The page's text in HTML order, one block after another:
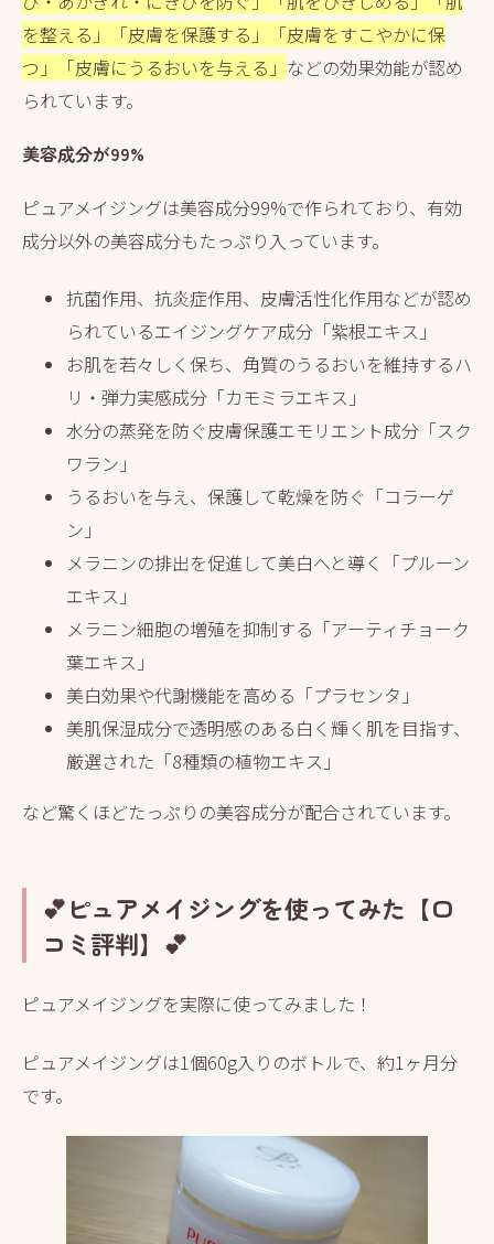
を整える」「皮膚を保護する」「皮膚をすこやかに保
つ」「皮膚にうるおいを与える」 などの効果効能が認め
られています。
美容成分が99%
ピュアメイジングは美容成分99%で作られており、有効
成分以外の美容成分もたっぷり入っています。
抗菌作用、抗炎症作用、皮膚活性化作用などが認め
られているエイジングケア成分「紫根エキス」
お肌を若々しく保ち、角質のうるおいを維持するハ
リ・弾力実感成分「カモミラエキス」
水分の蒸発を防ぐ皮膚保護エモリエント成分「スク
ワラン」
うるおいを与え、保護して乾燥を防ぐ「コラーゲ
ン」
メラニンの排出を促進して美白へと導く「プルーン
エキス」
メラニン細胞の増殖を抑制する「アーティチョーク
葉エキス」
美白効果や代謝機能を高める「プラセンタ」
美肌保湿成分で透明感のある白く輝く肌を目指す、
厳選された「8種類の植物エキス」
など驚くほどたっぷりの美容成分が配合されています。
💕ピュアメイジングを使ってみた【口
コミ評判】💕
ピュアメイジングを実際に使ってみました！
ピュアメイジングは1個60g入りのボトルで、約1ヶ月分
です。